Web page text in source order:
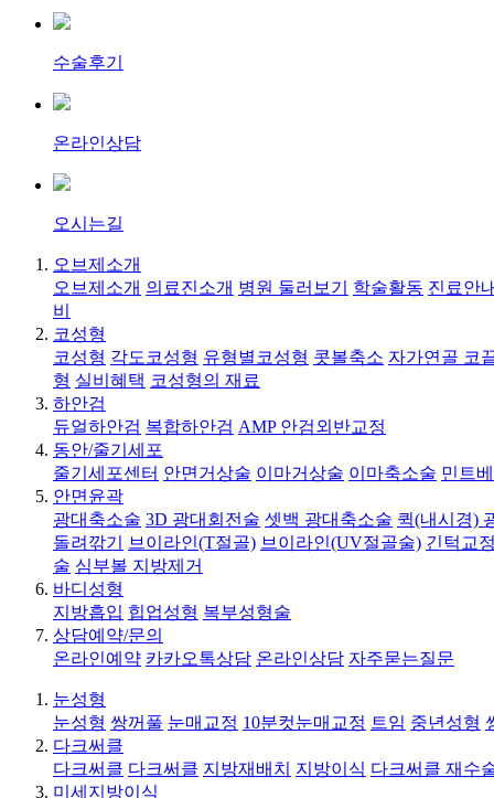
수술후기
온라인상담
오시는길
오브제소개
오브제소개 의료진소개 병원 둘러보기 학술활동 진료안
비
코성형
코성형 각도코성형 유형별코성형 콧볼축소 자가연골 코
형 실비혜택 코성형의 재료
하안검
듀얼하안검 복합하안검 AMP 안검외반교정
동안/줄기세포
줄기세포센터 안면거상술 이마거상술 이마축소술 민트
안면윤곽
광대축소술 3D 광대회전술 셋백 광대축소술 퀵(내시경)
돌려깎기
브이라인(T절골) 브이라인(UV절골술) 긴턱교
술 심부볼 지방제거
바디성형
지방흡입 힙업성형 복부성형술
상담예약/문의
온라인예약 카카오톡상담 온라인상담 자주묻는질문
눈성형
눈성형 쌍꺼풀 눈매교정 10분컷눈매교정 트임 중년성형
다크써클
다크써클 다크써클 지방재배치 지방이식 다크써클 재수
미세지방이식